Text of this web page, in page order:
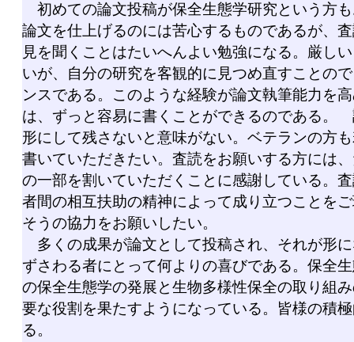
初めての論文投稿が保全生態学研究という方
論文を仕上げるのには苦心するものであるが、
見を聞くことはたいへんよい勉強になる。厳し
いが、自分の研究を客観的に見つめ直すことの
ンスである。このような経験が論文執筆能力を
は、ずっと容易に書くことができるのである。
形にして残さないと意味がない。ベテランの方
書いていただきたい。査読をお願いする方には
の一部を割いていただくことに感謝している。
者間の相互扶助の精神によって成り立つことを
そうの協力をお願いしたい。
多くの成果が論文として投稿され、それが形
ずさわる者にとって何よりの喜びである。保全
の保全生態学の発展と生物多様性保全の取り組
要な役割を果たすようになっている。皆様の積
る。